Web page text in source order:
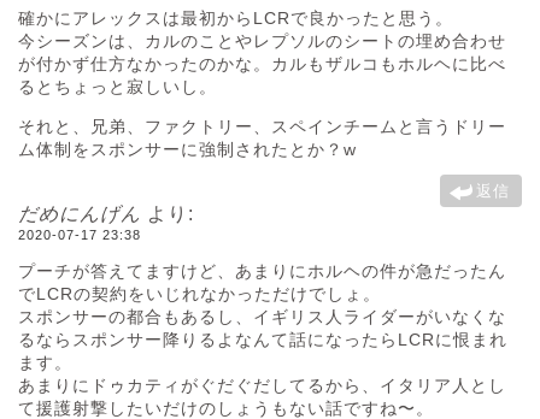
確かにアレックスは最初からLCRで良かったと思う。
今シーズンは、カルのことやレプソルのシートの埋め合わせ
が付かず仕方なかったのかな。カルもザルコもホルヘに比べ
るとちょっと寂しいし。
それと、兄弟、ファクトリー、スペインチームと言うドリー
ム体制をスポンサーに強制されたとか？w
返信
だめにんげん より:
2020-07-17 23:38
プーチが答えてますけど、あまりにホルヘの件が急だったん
でLCRの契約をいじれなかっただけでしょ。
スポンサーの都合もあるし、イギリス人ライダーがいなくな
るならスポンサー降りるよなんて話になったらLCRに恨まれ
ます。
あまりにドゥカティがぐだぐだしてるから、イタリア人とし
て援護射撃したいだけのしょうもない話ですね〜。